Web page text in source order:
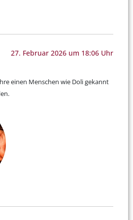
27. Februar 2026 um 18:06 Uhr
einen Menschen wie Doli gekannt